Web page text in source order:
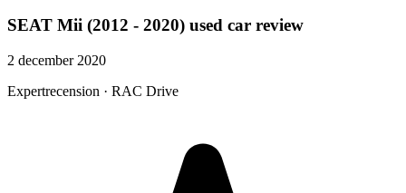
SEAT Mii (2012 - 2020) used car review
2 december 2020
Expertrecension · RAC Drive